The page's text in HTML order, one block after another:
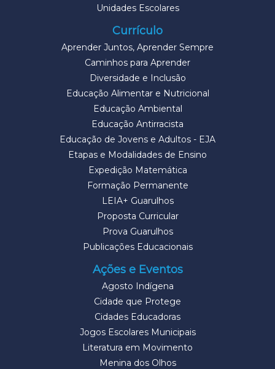
Unidades Escolares
Currículo
Aprender Juntos, Aprender Sempre
Caminhos para Aprender
Diversidade e Inclusão
Educação Alimentar e Nutricional
Educação Ambiental
Educação Antirracista
Educação de Jovens e Adultos - EJA
Etapas e Modalidades de Ensino
Expedição Matemática
Formação Permanente
LEIA+ Guarulhos
Proposta Curricular
Prova Guarulhos
Publicações Educacionais
Ações e Eventos
Agosto Indígena
Cidade que Protege
Cidades Educadoras
Jogos Escolares Municipais
Literatura em Movimento
Menina dos Olhos